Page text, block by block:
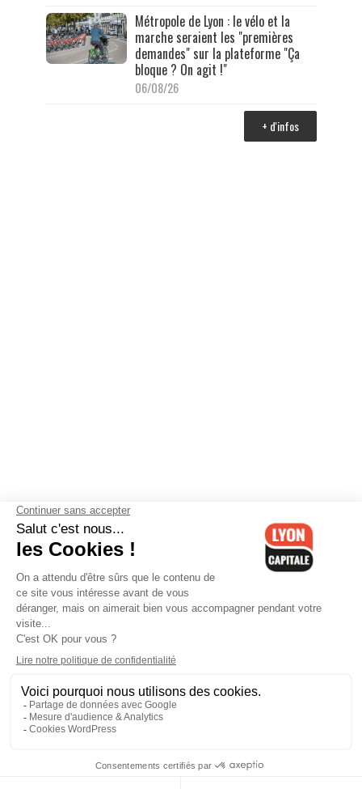
Métropole de Lyon : le vélo et la
marche seraient les "premières
demandes" sur la plateforme "Ça
bloque ? On agit !"
06/08/26
+ d'infos
Contactez-nous-Mentions légales-CGV-Politique de
confidentialité-Gestion des cookies
Cedex 06